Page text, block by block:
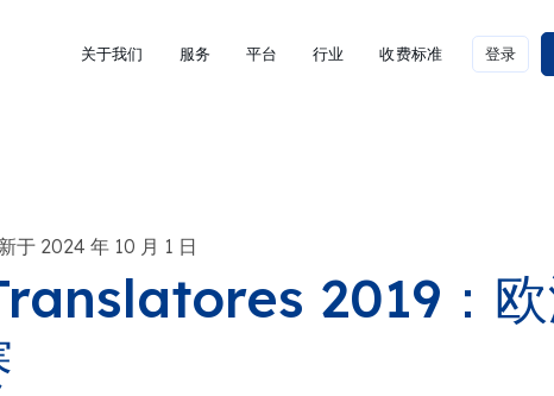
关于我们 服务 平台 行业 收费标准 登录
于 2024 年 10 月 1 日
2019：